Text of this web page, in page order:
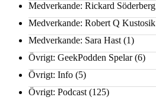
Medverkande: Rickard Söderberg
Medverkande: Robert Q Kustosik
Medverkande: Sara Hast (1)
Övrigt: GeekPodden Spelar(6)
Övrigt: Info (5)
Övrigt: Podcast (125)